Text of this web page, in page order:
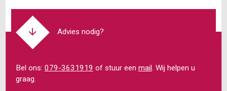
Advies nodig?
Bel ons: 079-3631919 of stuur een mail. Wij helpen u
graag.